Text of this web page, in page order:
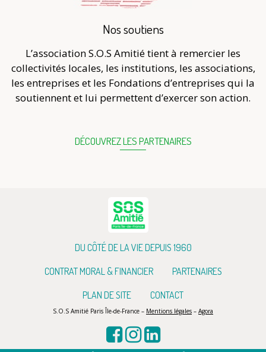
Nos soutiens
L’association S.O.S Amitié tient à remercier les
collectivités locales, les institutions, les associations,
les entreprises et les Fondations d’entreprises qui la
soutiennent et lui permettent d’exercer son action.
DÉCOUVREZ LES PARTENAIRES
DU CÔTÉ DE LA VIE DEPUIS 1960
CONTRAT MORAL & FINANCIER
PARTENAIRES
PLAN DE SITE
CONTACT
S.O.S Amitié Paris Île-de-France – Mentions légales – Agora